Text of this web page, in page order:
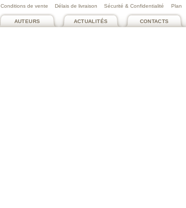
Plan
Conditions de vente Délais de livraison Sécurité & Confidentialité
CONTACTS
ACTUALITÉS
AUTEURS